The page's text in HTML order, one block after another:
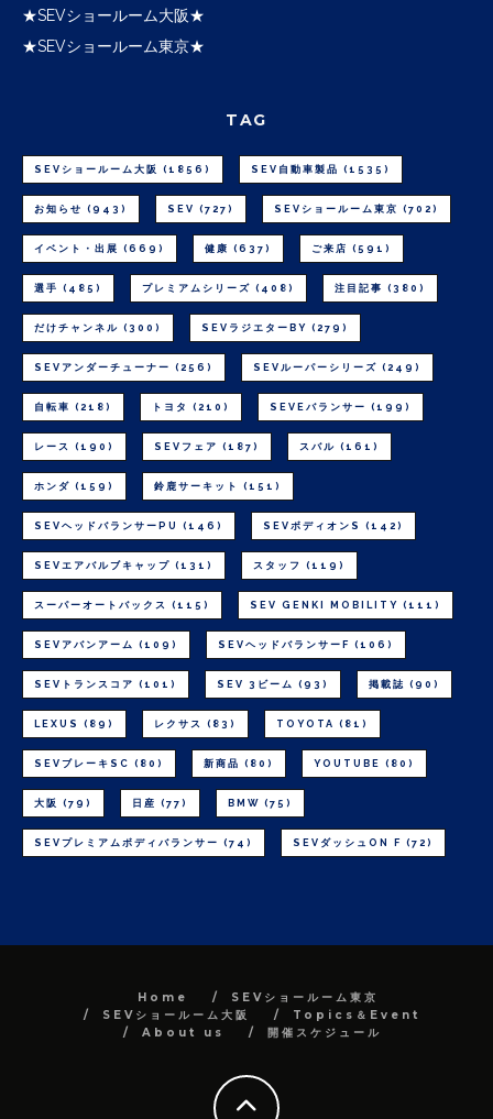
★SEVショールーム大阪★
★SEVショールーム東京★
TAG
SEVショールーム大阪 (1856) SEV自動車製品 (1535)
お知らせ (943) SEV (727) SEVショールーム東京 (702)
イベント・出展 (669) 健康 (637) ご来店 (591)
選手 (485) プレミアムシリーズ (408) 注目記事 (380)
だけチャンネル (300) SEVラジエターBY (279)
SEVアンダーチューナー (256) SEVルーパーシリーズ (249)
自転車 (218) トヨタ (210) SEVEバランサー (199)
レース (190) SEVフェア (187) スバル (161)
ホンダ (159) 鈴鹿サーキット (151)
SEVヘッドバランサーPU (146) SEVボディオンS (142)
SEVエアバルブキャップ (131) スタッフ (119)
スーパーオートバックス (115) SEV GENKI MOBILITY (111)
SEVアバンアーム (109) SEVヘッドバランサーF (106)
SEVトランスコア (101) SEV 3ビーム (93) 掲載誌 (90)
LEXUS (89) レクサス (83) TOYOTA (81)
SEVブレーキSC (80) 新商品 (80) YOUTUBE (80)
大阪 (79) 日産 (77) BMW (75)
SEVプレミアムボディバランサー (74) SEVダッシュON F (72)
Home
SEVショールーム東京
SEVショールーム大阪
Topics＆Event
About us
開催スケジュール